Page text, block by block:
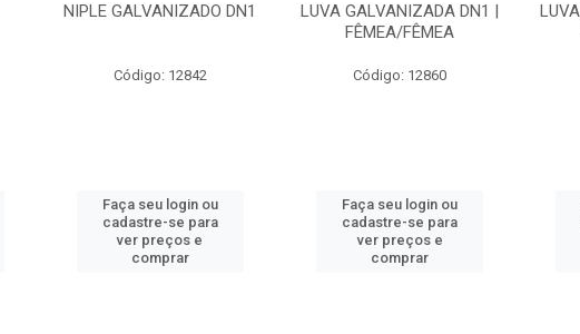
NIPLE GALVANIZADO DN1
Código: 12842
Faça seu login ou
cadastre-se para
ver preços e
comprar
LUVA GALVANIZADA DN1 |
FÊMEA/FÊMEA
Código: 12860
Faça seu login ou
cadastre-se para
ver preços e
comprar